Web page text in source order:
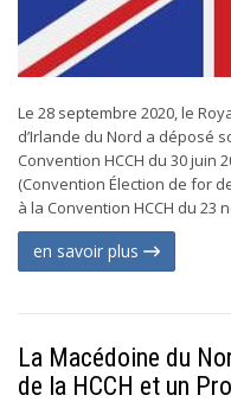
Le 28 septembre 2020, le
d’Irlande du Nord a déposé
Convention HCCH du 30 juin
(Convention Élection de for
à la Convention HCCH du 23
en savoir plus
La Macédoine du
de la HCCH et un